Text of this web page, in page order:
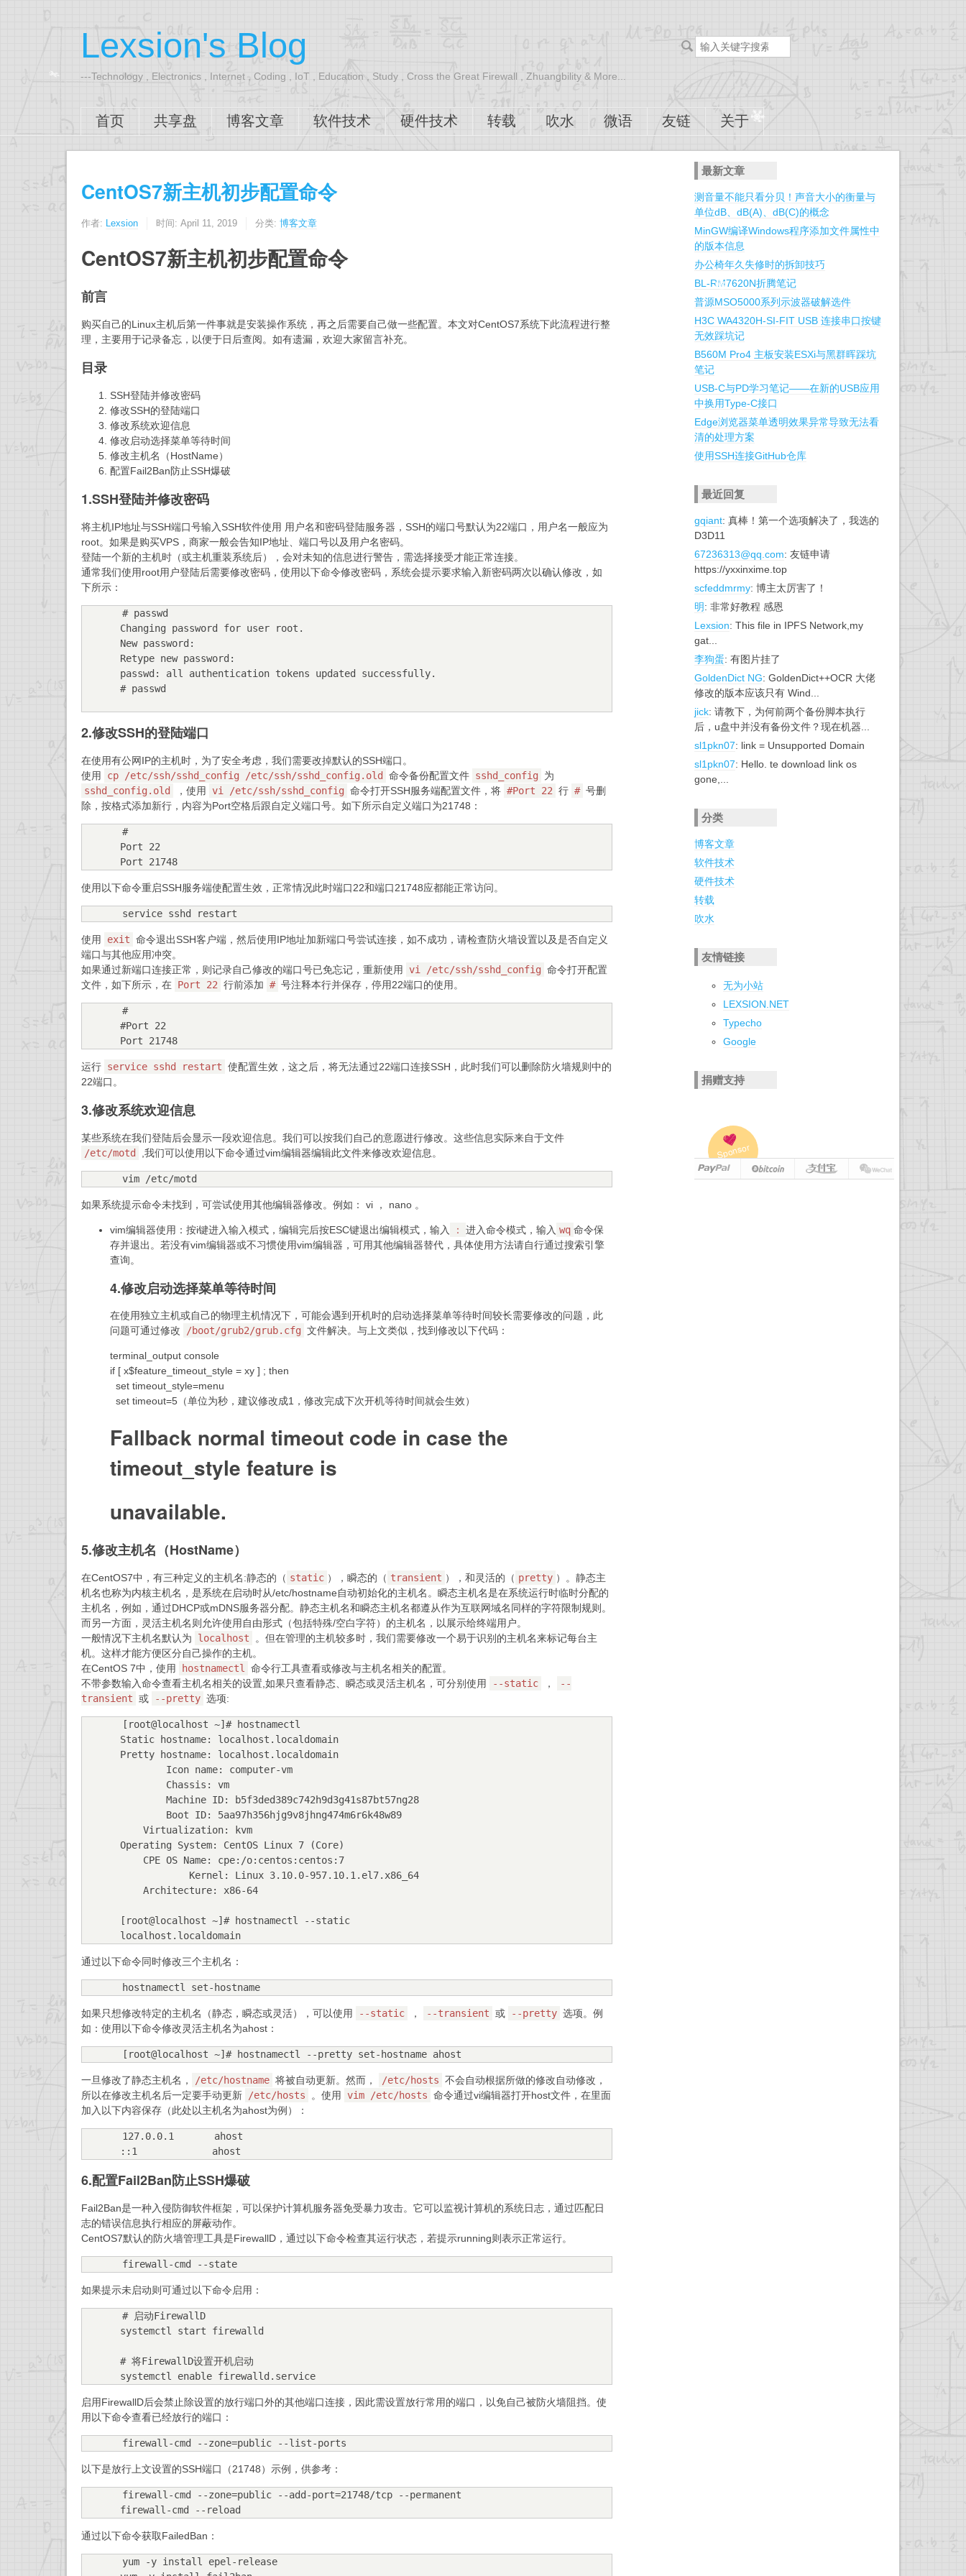
Lexsion's Blog
---Technology , Electronics , Internet , Coding , IoT , Education , Study , Cross the Great Firewall , Zhuangbility & More...
搜
索
首页 共享盘 博客文章 软件技术 硬件技术 转载 吹水 微语 友链 关于
CentOS7新主机初步配置命令
作者: Lexsion 时间: April 11, 2019 分类: 博客文章
CentOS7新主机初步配置命令
前言
购买自己的Linux主机后第一件事就是安装操作系统，再之后需要自己做一些配置。本文对CentOS7系统下此流程进行整
理，主要用于记录备忘，以便于日后查阅。如有遗漏，欢迎大家留言补充。
目录
SSH登陆并修改密码
修改SSH的登陆端口
修改系统欢迎信息
修改启动选择菜单等待时间
修改主机名（HostName）
配置Fail2Ban防止SSH爆破
1.SSH登陆并修改密码
将主机IP地址与SSH端口号输入SSH软件使用 用户名和密码登陆服务器，SSH的端口号默认为22端口，用户名一般应为
root。如果是购买VPS，商家一般会告知IP地址、端口号以及用户名密码。
登陆一个新的主机时（或主机重装系统后），会对未知的信息进行警告，需选择接受才能正常连接。
通常我们使用root用户登陆后需要修改密码，使用以下命令修改密码，系统会提示要求输入新密码两次以确认修改，如
下所示：
# passwd
Changing password for user root.
New password:
Retype new password:
passwd: all authentication tokens updated successfully.
# passwd
2.修改SSH的登陆端口
在使用有公网IP的主机时，为了安全考虑，我们需要改掉默认的SSH端口。
使用
cp /etc/ssh/sshd_config /etc/ssh/sshd_config.old 命令备份配置文件 sshd_config
为
sshd_config.old
，使用 vi /etc/ssh/sshd_config 命令打开SSH服务端配置文件，将 #Port 22 行 # 号删
除，按格式添加新行，内容为Port空格后跟自定义端口号。如下所示自定义端口为21748：
#
Port 22
Port 21748
使用以下命令重启SSH服务端使配置生效，正常情况此时端口22和端口21748应都能正常访问。
service sshd restart
使用 exit 命令退出SSH客户端，然后使用IP地址加新端口号尝试连接，如不成功，请检查防火墙设置以及是否自定义
端口与其他应用冲突。
如果通过新端口连接正常，则记录自己修改的端口号已免忘记，重新使用
vi /etc/ssh/sshd_config 命令打开配置
文件，如下所示，在 Port 22 行前添加 # 号注释本行并保存，停用22端口的使用。
#
#Port 22
Port 21748
运行 service sshd restart 使配置生效，这之后，将无法通过22端口连接SSH，此时我们可以删除防火墙规则中的
22端口。
3.修改系统欢迎信息
某些系统在我们登陆后会显示一段欢迎信息。我们可以按我们自己的意愿进行修改。这些信息实际来自于文件
/etc/motd
,我们可以使用以下命令通过vim编辑器编辑此文件来修改欢迎信息。
vim /etc/motd
如果系统提示命令未找到，可尝试使用其他编辑器修改。例如： vi ， nano 。
vim编辑器使用：按i键进入输入模式，编辑完后按ESC键退出编辑模式，输入 ： 进入命令模式，输入 wq 命令保
存并退出。若没有vim编辑器或不习惯使用vim编辑器，可用其他编辑器替代，具体使用方法请自行通过搜索引擎
查询。
4.修改启动选择菜单等待时间
在使用独立主机或自己的物理主机情况下，可能会遇到开机时的启动选择菜单等待时间较长需要修改的问题，此
问题可通过修改
/boot/grub2/grub.cfg 文件解决。与上文类似，找到修改以下代码：
terminal_output console
if [ x$feature_timeout_style = xy ] ; then
set timeout_style=menu
set timeout=5（单位为秒，建议修改成1，修改完成下次开机等待时间就会生效）
Fallback normal timeout code in case the
timeout_style feature is
unavailable.
5.修改主机名（HostName）
在CentOS7中，有三种定义的主机名:静态的（ static ），瞬态的（ transient ），和灵活的（ pretty ）。静态主
机名也称为内核主机名，是系统在启动时从/etc/hostname自动初始化的主机名。瞬态主机名是在系统运行时临时分配的
主机名，例如，通过DHCP或mDNS服务器分配。静态主机名和瞬态主机名都遵从作为互联网域名同样的字符限制规则。
而另一方面，灵活主机名则允许使用自由形式（包括特殊/空白字符）的主机名，以展示给终端用户。
一般情况下主机名默认为
localhost
。但在管理的主机较多时，我们需要修改一个易于识别的主机名来标记每台主
机。这样才能方便区分自己操作的主机。
在CentOS 7中，使用
hostnamectl
命令行工具查看或修改与主机名相关的配置。
不带参数输入命令查看主机名相关的设置,如果只查看静态、瞬态或灵活主机名，可分别使用
--static ，
--
transient 或 --pretty 选项:
[root@localhost ~]# hostnamectl
Static hostname: localhost.localdomain
Pretty hostname: localhost.localdomain
        Machine ID: b5f3ded389c742h9d3g41s87bt57ng28
    Virtualization: kvm
Operating System: CentOS Linux 7 (Core)
    Architecture: x86-64
[root@localhost ~]# hostnamectl --static
localhost.localdomain
通过以下命令同时修改三个主机名：
hostnamectl set-hostname
如果只想修改特定的主机名（静态，瞬态或灵活），可以使用 --static ， --transient 或 --pretty 选项。例
如：使用以下命令修改灵活主机名为ahost：
[root@localhost ~]# hostnamectl --pretty set-hostname ahost
一旦修改了静态主机名， /etc/hostname 将被自动更新。然而， /etc/hosts 不会自动根据所做的修改自动修改，
所以在修改主机名后一定要手动更新
/etc/hosts 。使用 vim /etc/hosts 命令通过vi编辑器打开host文件，在里面
加入以下内容保存（此处以主机名为ahost为例）：
127.0.0.1       ahost
::1             ahost
6.配置Fail2Ban防止SSH爆破
Fail2Ban是一种入侵防御软件框架，可以保护计算机服务器免受暴力攻击。它可以监视计算机的系统日志，通过匹配日
志的错误信息执行相应的屏蔽动作。
CentOS7默认的防火墙管理工具是FirewallD，通过以下命令检查其运行状态，若提示running则表示正常运行。
firewall-cmd --state
如果提示未启动则可通过以下命令启用：
# 启动FirewallD
systemctl start firewalld
# 将FirewallD设置开机启动
systemctl enable firewalld.service
启用FirewallD后会禁止除设置的放行端口外的其他端口连接，因此需设置放行常用的端口，以免自己被防火墙阻挡。使
用以下命令查看已经放行的端口：
firewall-cmd --zone=public --list-ports
以下是放行上文设置的SSH端口（21748）示例，供参考：
firewall-cmd --zone=public --add-port=21748/tcp --permanent
firewall-cmd --reload
通过以下命令获取FailedBan：
yum -y install epel-release
最新文章
测音量不能只看分贝！声音大小的衡量与
单位dB、dB(A)、dB(C)的概念
MinGW编译Windows程序添加文件属性中
的版本信息
办公椅年久失修时的拆卸技巧
BL-RM7620N折腾笔记
普源MSO5000系列示波器破解选件
H3C WA4320H-SI-FIT USB 连接串口按键
无效踩坑记
B560M Pro4 主板安装ESXi与黑群晖踩坑
笔记
USB-C与PD学习笔记——在新的USB应用
中换用Type-C接口
Edge浏览器菜单透明效果异常导致无法看
清的处理方案
使用SSH连接GitHub仓库
最近回复
gqiant: 真棒！第一个选项解决了，我选的
D3D11
67236313@qq.com: 友链申请
https://yxxinxime.top
scfeddmrmy: 博主太厉害了！
明: 非常好教程 感恩
Lexsion: This file in IPFS Network,my
gat...
李狗蛋: 有图片挂了
GoldenDict NG: GoldenDict++OCR 大佬
修改的版本应该只有 Wind...
jick: 请教下，为何前两个备份脚本执行
后，u盘中并没有备份文件？现在机器...
sl1pkn07: link = Unsupported Domain
sl1pkn07: Hello. te download link os
gone,...
分类
博客文章
软件技术
硬件技术
转载
吹水
友情链接
无为小站
LEXSION.NET
Typecho
Google
捐赠支持